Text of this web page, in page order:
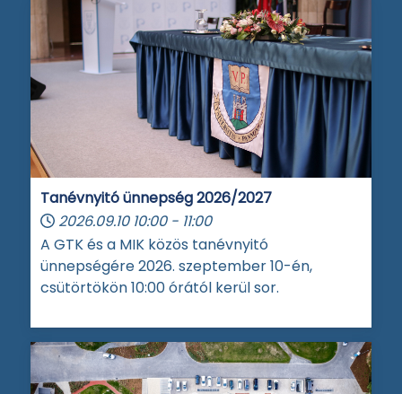
Tanévnyitó ünnepség 2026/2027
2026.09.10 10:00 - 11:00
A GTK és a MIK közös tanévnyitó
ünnepségére 2026. szeptember 10-én,
csütörtökön 10:00 órától kerül sor.